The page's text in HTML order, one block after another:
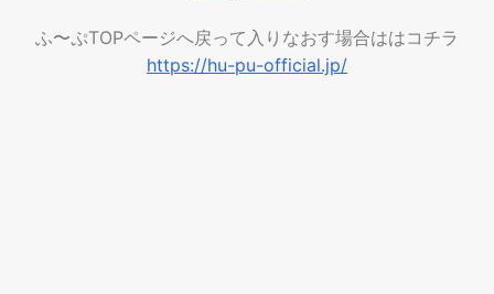
ふ〜ぷTOPページへ戻って入りなおす場合ははコチラ
https://hu-pu-official.jp/